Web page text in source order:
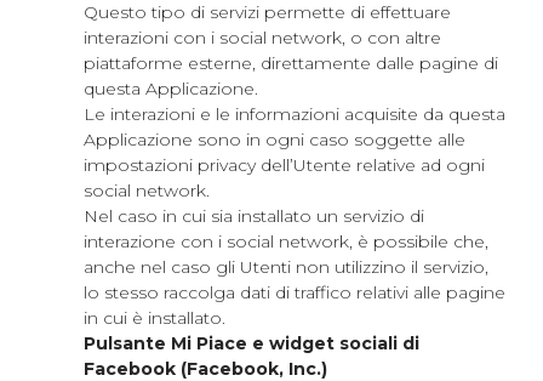
Questo tipo di servizi permette di effettuare
interazioni con i social network, o con altre
piattaforme esterne, direttamente dalle pagine di
questa Applicazione.
Le interazioni e le informazioni acquisite da questa
Applicazione sono in ogni caso soggette alle
impostazioni privacy dell’Utente relative ad ogni
social network.
Nel caso in cui sia installato un servizio di
interazione con i social network, è possibile che,
anche nel caso gli Utenti non utilizzino il servizio,
lo stesso raccolga dati di traffico relativi alle pagine
in cui è installato.
Pulsante Mi Piace e widget sociali di
Facebook (Facebook, Inc.)